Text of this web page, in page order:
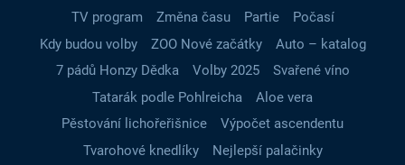
TV program
Změna času Partie
Počasí
Kdy budou volby
ZOO Nové začátky
Auto – katalog
7 pádů Honzy Dědka
Volby 2025
Svařené víno
Tatarák podle Pohlreicha
Aloe vera
Pěstování lichořeřišnice
Výpočet ascendentu
Tvarohové knedlíky
Nejlepší palačinky